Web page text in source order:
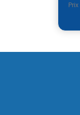
Prix